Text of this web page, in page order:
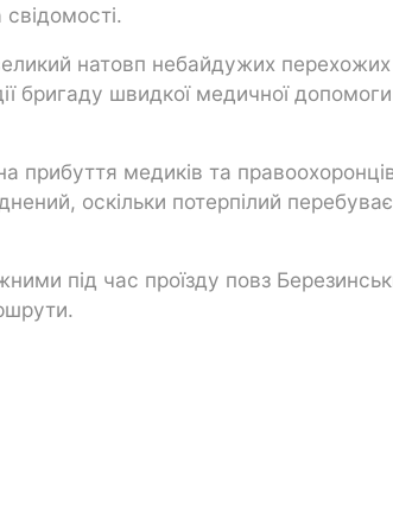
натовп небайдужих перехожих
бригаду швидкої медичної допомоги
медиків та
оскільки потерпілий
під час проїзду повз